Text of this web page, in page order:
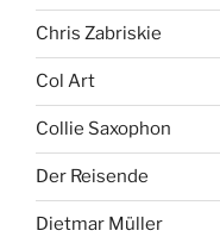
Chris Zabriskie
Col Art
Collie Saxophon
Der Reisende
Dietmar Müller